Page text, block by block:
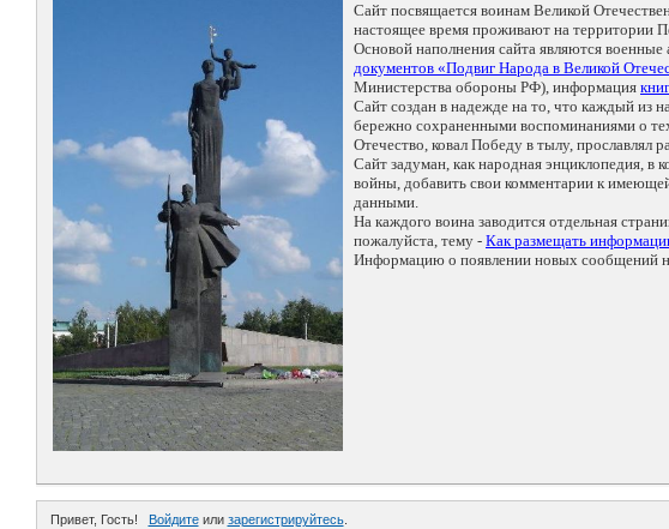
Сайт посвящается воинам Великой
настоящее время проживают на территории
Основой наполнения сайта являются
документов «Подвиг Народа в Великой
Министерства обороны РФ), информация
Сайт создан в надежде на то, что каждый из
бережно сохраненными воспоминаниями о
Отечество, ковал Победу в тылу,
Сайт задуман, как народная энциклопедия,
войны, добавить свои комментарии к
данными.
На каждого воина заводится отдельная
пожалуйста, тему - Как размещать
Информацию о появлении новых сообщений
Привет, Гость! Войдитеили зарегистрируйтесь.